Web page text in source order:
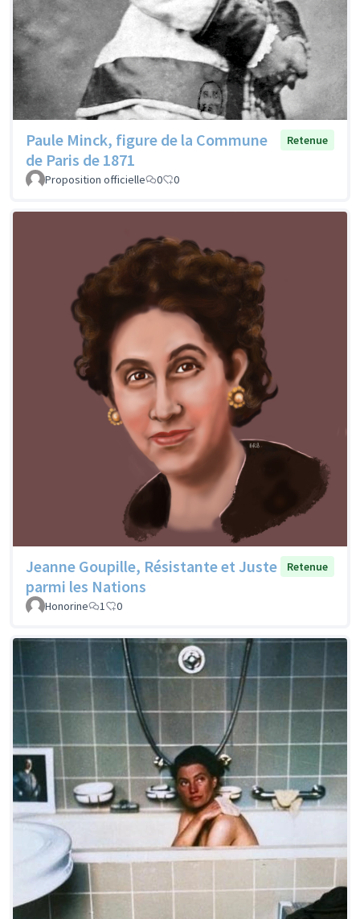
Paule Minck, figure de la Commune
de Paris de 1871
Retenue
Proposition officielle 0 0
Jeanne Goupille, Résistante et Juste
parmi les Nations
Retenue
Honorine 1 0